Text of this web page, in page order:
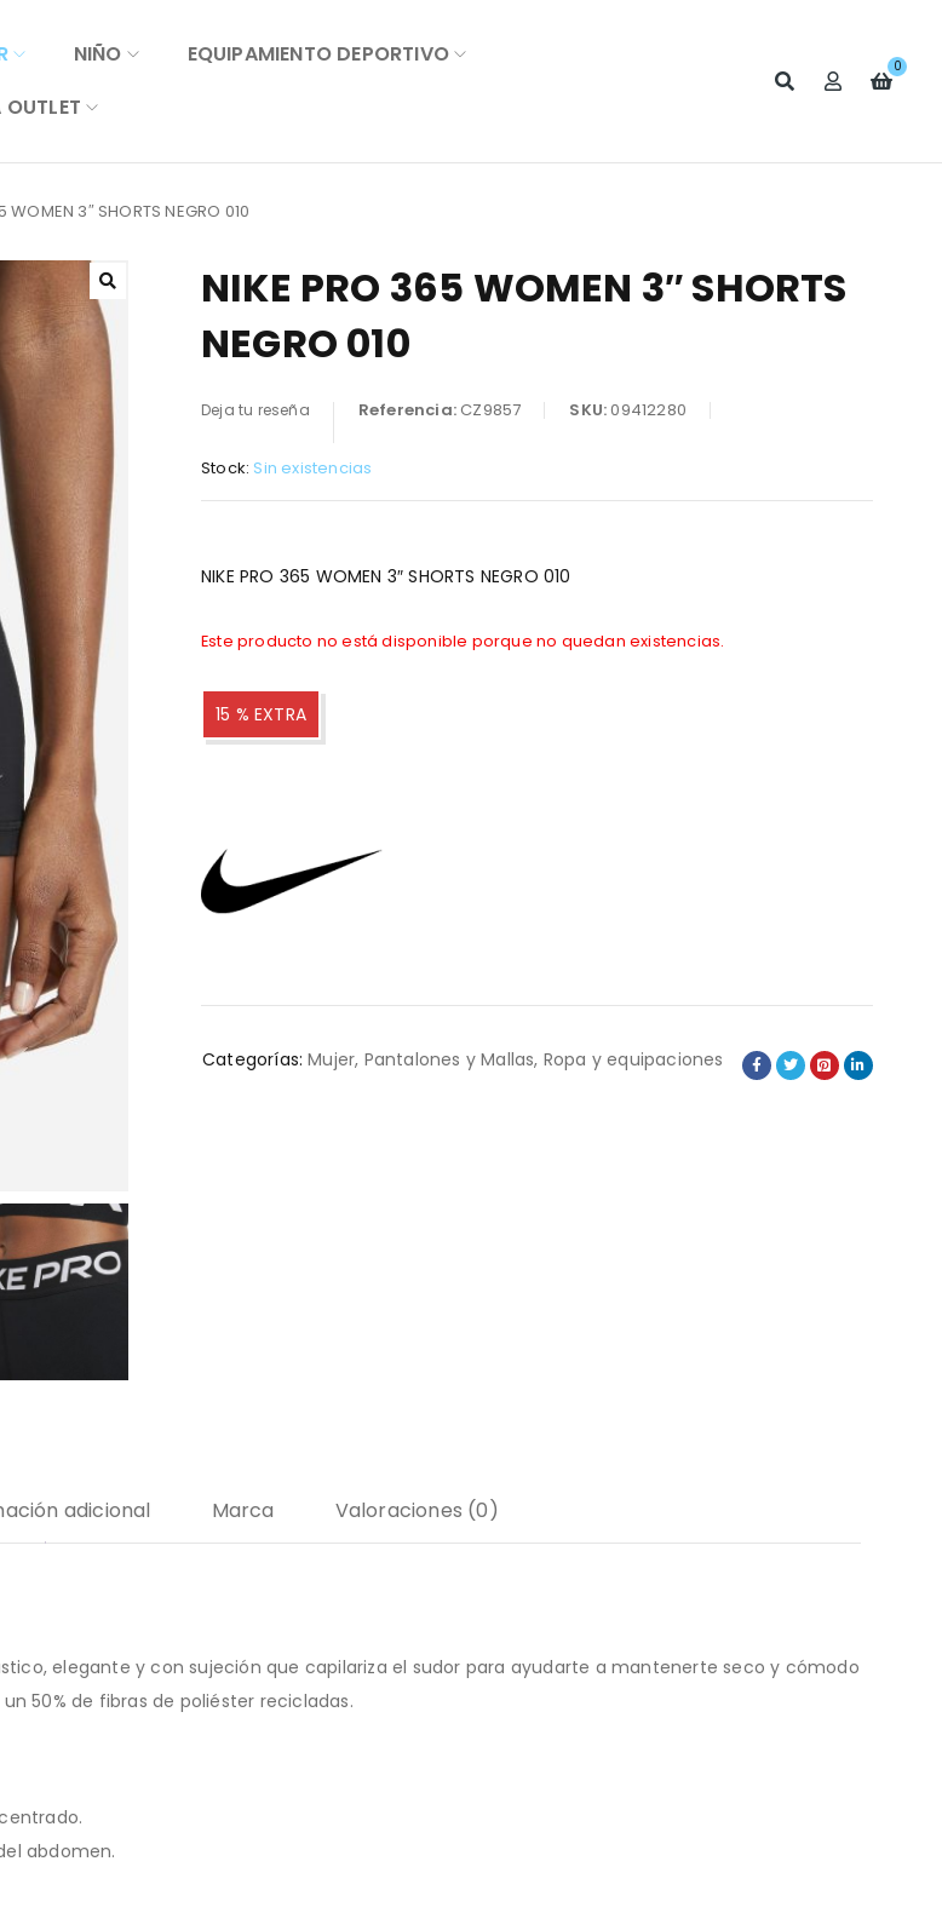
NIÑO
EQUIPAMIENTO DEPORTIVO
0
WOMEN 3″ SHORTS NEGRO 010
NIKE PRO 365 WOMEN 3″ SHORTS
NEGRO 010
Deja tu reseña Referencia: CZ9857 SKU:09412280
Stock: Sin existencias
NIKE PRO 365 WOMEN 3″ SHORTS NEGRO 010
Este producto no está disponible porque no quedan existencias.
15 % EXTRA
Categorías: Mujer, Pantalones y Mallas, Ropa y equipaciones
adicional Marca Valoraciones (0)
elegante y con sujeción que capilariza el sudor para ayudarte a mantenerte seco y cómodo
50% de fibras de poliéster recicladas.
abdomen.